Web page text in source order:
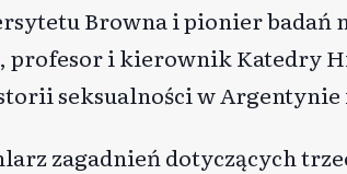
Browna i pionier badań
profesor i kierownik Katedry
seksualności w
zagadnień dotyczących